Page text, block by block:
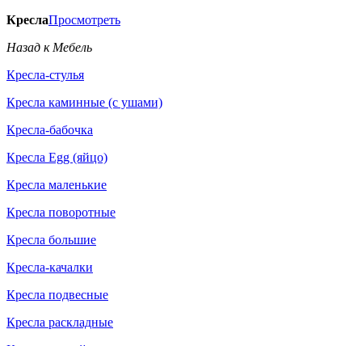
КреслаПросмотреть
Назад к Мебель
Кресла-стулья
Кресла каминные (с ушами)
Кресла-бабочка
Кресла Egg (яйцо)
Кресла маленькие
Кресла поворотные
Кресла большие
Кресла-качалки
Кресла подвесные
Кресла раскладные